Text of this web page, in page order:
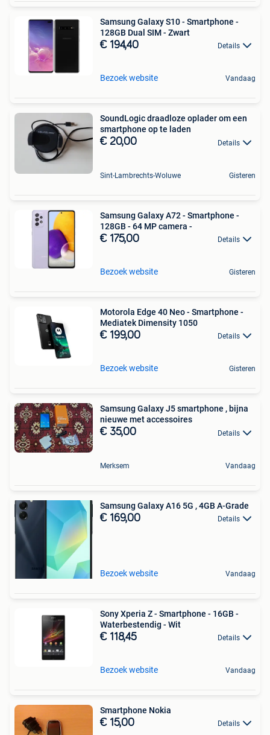
Samsung Galaxy S10 - Smartphone -
128GB Dual SIM - Zwart
€ 194,40 Details
Bezoek website Vandaag
SoundLogic draadloze oplader om een
smartphone op te laden
€ 20,00 Details
Sint-Lambrechts-Woluwe Gisteren
Samsung Galaxy A72 - Smartphone -
128GB - 64 MP camera -
€ 175,00 Details
Bezoek website Gisteren
Motorola Edge 40 Neo - Smartphone -
Mediatek Dimensity 1050
€ 199,00 Details
Bezoek website Gisteren
Samsung Galaxy J5 smartphone , bijna
nieuwe met accessoires
€ 35,00 Details
Merksem Vandaag
Samsung Galaxy A16 5G , 4GB A-Grade
€ 169,00 Details
Bezoek website Vandaag
Sony Xperia Z - Smartphone - 16GB -
Waterbestendig - Wit
€ 118,45 Details
Bezoek website Vandaag
Smartphone Nokia
€ 15,00 Details